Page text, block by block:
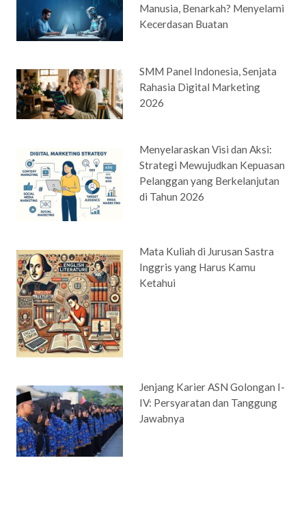
Manusia, Benarkah? Menyelami
Kecerdasan Buatan
SMM Panel Indonesia, Senjata
Rahasia Digital Marketing
2026
Menyelaraskan Visi dan Aksi:
Strategi Mewujudkan Kepuasan
Pelanggan yang Berkelanjutan
di Tahun 2026
Mata Kuliah di Jurusan Sastra
Inggris yang Harus Kamu
Ketahui
Jenjang Karier ASN Golongan I-
IV: Persyaratan dan Tanggung
Jawabnya